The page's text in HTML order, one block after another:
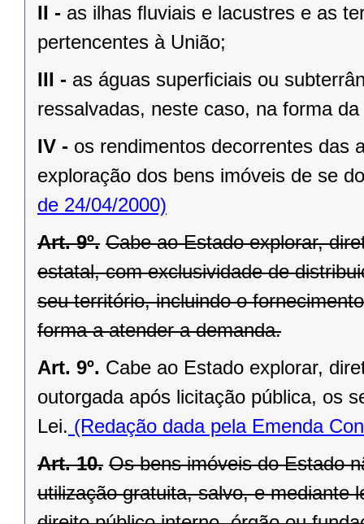
II - as ilhas ﬂuviais e lacustres e as
pertencentes à União;
III - as águas superﬁciais ou
ressalvadas, neste caso, na forma
IV - os rendimentos decorrentes das
exploração dos bens imóveis de se
de 24/04/2000)
Art. 9º. Cabe ao Estado explorar,
estatal, com exclusividade de
seu território, incluindo o
forma a atender a demanda.
Art. 9º. Cabe ao Estado explorar,
outorgada após licitação pública, os
Lei. (Redação dada pela Emenda
Art. 10. Os bens imóveis do Estado
utilização gratuita, salvo, e mediante